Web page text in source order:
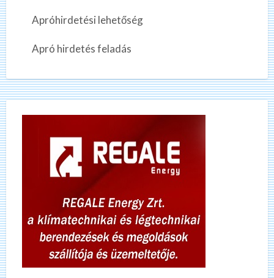
Apróhirdetési lehetőség
Apró hirdetés feladás